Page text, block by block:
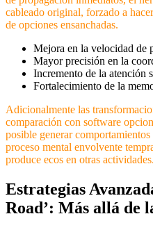
cableado original, forzado a
de opciones ensanchadas.
Mejora en la velocidad de
Mayor precisión en la
Incremento de la atención
Fortalecimiento de la
Adicionalmente las
comparación con software
posible generar
proceso mental envolvente
produce ecos en otras actividades.
Estrategias
Road’: Más allá de